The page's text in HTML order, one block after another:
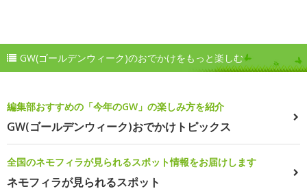
GW(ゴールデンウィーク)のおでかけをもっと楽しむ
編集部おすすめの「今年のGW」の楽しみ方を紹介
GW(ゴールデンウィーク)おでかけトピックス
全国のネモフィラが見られるスポット情報をお届けします
ネモフィラが見られるスポット